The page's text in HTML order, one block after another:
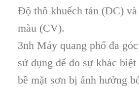
Độ thô khuếch tán (DC)
màu (CV).
3nh Máy quang phổ đa
sử dụng để đo sự khác
bề mặt sơn bị ảnh hưởng